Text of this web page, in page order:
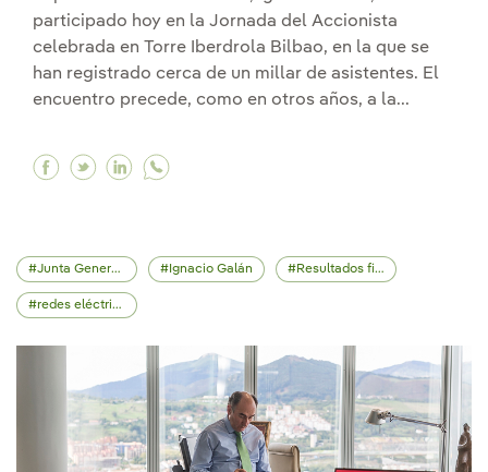
participado hoy en la Jornada del Accionista
celebrada en Torre Iberdrola Bilbao, en la que se
han registrado cerca de un millar de asistentes. El
encuentro precede, como en otros años, a la...
Facebook Iberdrola celebra en Bilbao su
Twitter Iberdrola celebra en Bilbao su
Linkedin Iberdrola celebra en Bilbao
Junta General de Accionistas Ignacio Galán Resultados financieros
redes eléctricas